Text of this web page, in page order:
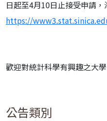
日起至4月10日止接受申請
https://
歡迎對統計科學有興趣之大
公告類別